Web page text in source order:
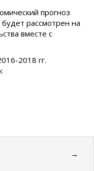
прогноз
рассмотрен на
вместе с
2018 гг.
→